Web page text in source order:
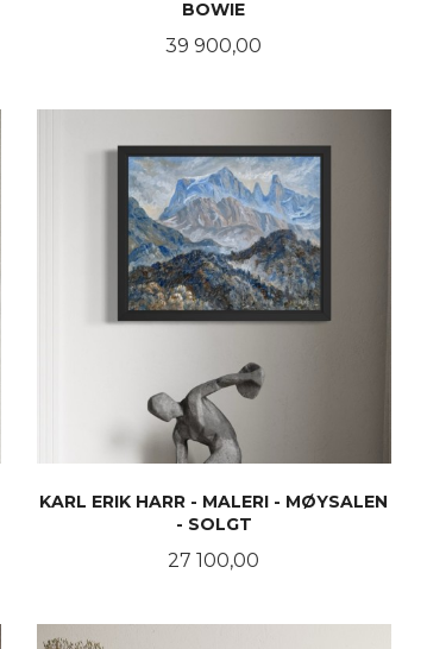
BOWIE
Pris
39 900,00
KARL ERIK HARR - MALERI - MØYSALEN
- SOLGT
Pris
27 100,00